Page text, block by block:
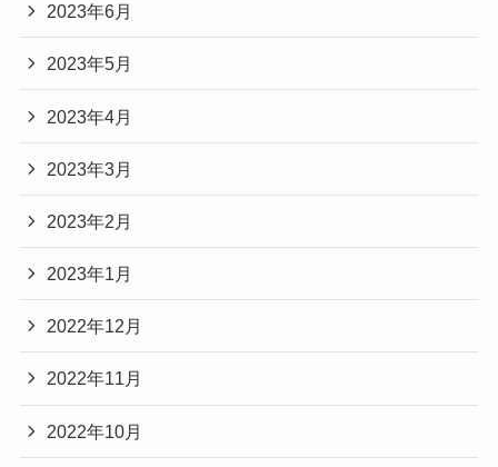
2023年6月
2023年5月
2023年4月
2023年3月
2023年2月
2023年1月
2022年12月
2022年11月
2022年10月